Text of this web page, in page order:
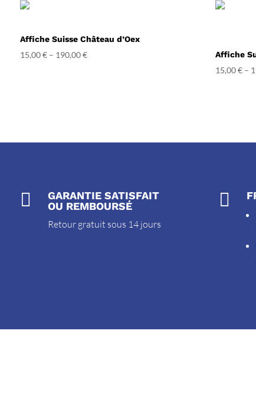
Affiche Suisse Château d’Oex
15,00€– 190,00€ Affiche
15,00€–

GARANTIE SATISFAIT
OU REMBOURSÉ
Retour gratuit sous 14 jours
